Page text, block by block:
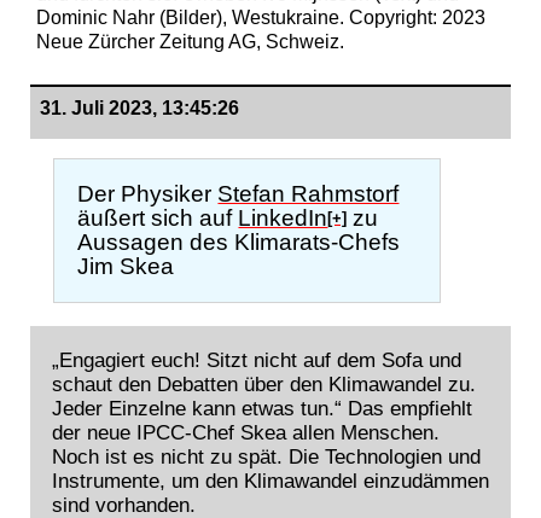
Dominic Nahr (Bilder), Westukraine. Copyright: 2023
Neue Zürcher Zeitung AG, Schweiz.
31. Juli 2023, 13:45:26
Der Physiker Stefan Rahmstorf
äußert sich auf LinkedIn[+] zu
Aussagen des Klimarats-Chefs
Jim Skea
„Engagiert euch! Sitzt nicht auf dem Sofa und
schaut den Debatten über den Klimawandel zu.
Jeder Einzelne kann etwas tun.“ Das empfiehlt
der neue IPCC-Chef Skea allen Menschen.
Noch ist es nicht zu spät. Die Technologien und
Instrumente, um den Klimawandel einzudämmen
sind vorhanden.